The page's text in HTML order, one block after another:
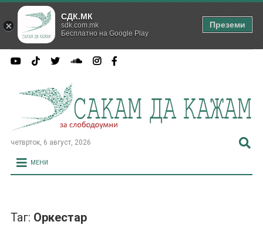
четврток, 6 август, 2026
МЕНИ
Таг: Оркестар
СДК.МК
sdk.com.mk
Бесплатно на Google Play
Преземи